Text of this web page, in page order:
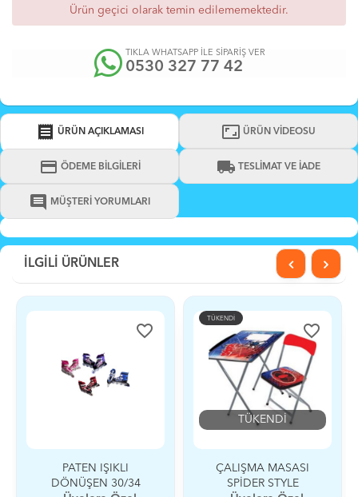
Ürün geçici olarak temin edilememektedir.
TIKLA WHATSAPP İLE SİPARİŞ VER
0530 327 77 42
receipt ÜRÜN AÇIKLAMASI aspect_ratio ÜRÜN VİDEOSU
credit_card ÖDEME BİLGİLERİ local_shipping TESLİMAT VE İADE
comment MÜŞTERİ YORUMLARI
İLGİLİ ÜRÜNLER
favorite_border
ÇALIŞMA MASASI
SPİDER STYLE
TÜKENDİ
favorite_border
TÜKENDİ
CANSPORT DESENLİ
KAYKAY